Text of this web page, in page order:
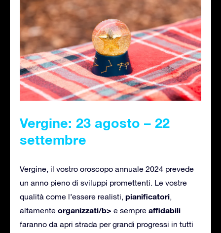
Vergine: 23 agosto – 22
settembre
Vergine, il vostro oroscopo annuale 2024 prevede
un anno pieno di sviluppi promettenti. Le vostre
qualità come l’essere realisti, pianificatori,
altamente organizzati/b> e sempre affidabili
faranno da apri strada per grandi progressi in tutti